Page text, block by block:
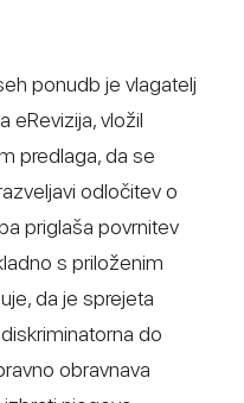
ponudb je vlagatelj
eRevizija, vložil
predlaga, da se
odločitev o
priglaša povrnitev
s priloženim
da je sprejeta
do
obravnava